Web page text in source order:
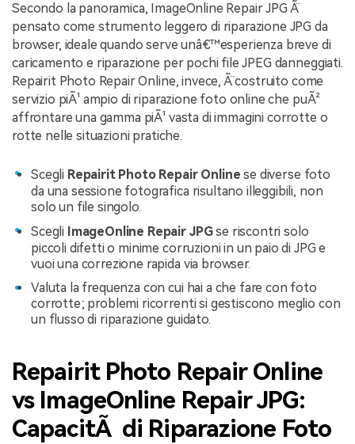
Secondo la panoramica, ImageOnline Repair JPG Ã¨
pensato come strumento leggero di riparazione JPG da
browser, ideale quando serve unâ€™esperienza breve di
caricamento e riparazione per pochi file JPEG danneggiati.
Repairit Photo Repair Online, invece, Ã¨ costruito come
servizio piÃ¹ ampio di riparazione foto online che puÃ²
affrontare una gamma piÃ¹ vasta di immagini corrotte o
rotte nelle situazioni pratiche.
Scegli Repairit Photo Repair Online se diverse foto
da una sessione fotografica risultano illeggibili, non
solo un file singolo.
Scegli ImageOnline Repair JPGse riscontri solo
piccoli difetti o minime corruzioni in un paio di JPG e
vuoi una correzione rapida via browser.
Valuta la frequenza con cui hai a che fare con foto
corrotte; problemi ricorrenti si gestiscono meglio con
un flusso di riparazione guidato.
Repairit Photo Repair Online
vs ImageOnline Repair JPG:
CapacitÃ di Riparazione Foto